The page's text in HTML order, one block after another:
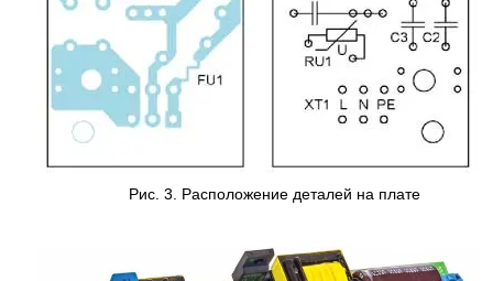
Рис. 3. Расположение деталей на плате